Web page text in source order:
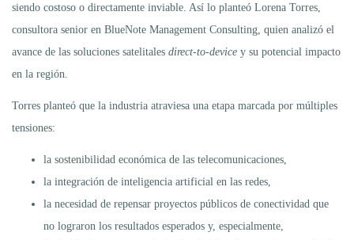
siendo costoso o directamente inviable. Así lo planteó Lorena Torres,
consultora senior en BlueNote Management Consulting, quien analizó el
avance de las soluciones satelitales direct-to-device y su potencial impacto
en la región.
Torres planteó que la industria atraviesa una etapa marcada por múltiples
tensiones:
la sostenibilidad económica de las telecomunicaciones,
la integración de inteligencia artificial en las redes,
la necesidad de repensar proyectos públicos de conectividad que
no lograron los resultados esperados y, especialmente,